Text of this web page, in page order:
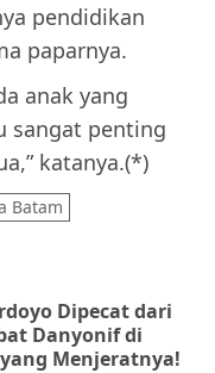
pendidikan
paparnya.
anak yang
sangat penting
katanya.(*)
Batam
Dipecat dari
Danyonif di
Menjeratnya!